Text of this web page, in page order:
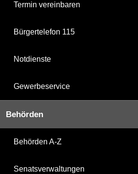
Termin vereinbaren
Bürgertelefon 115
Notdienste
Gewerbeservice
Behörden
Behörden A-Z
Senatsverwaltungen